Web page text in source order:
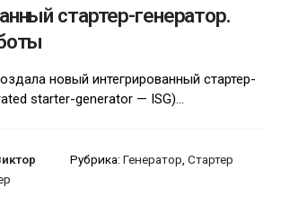
стартер-генератор.
новый интегрированный стартер-
starter-generator — ISG)...
Рубрика: Генератор, Стартер